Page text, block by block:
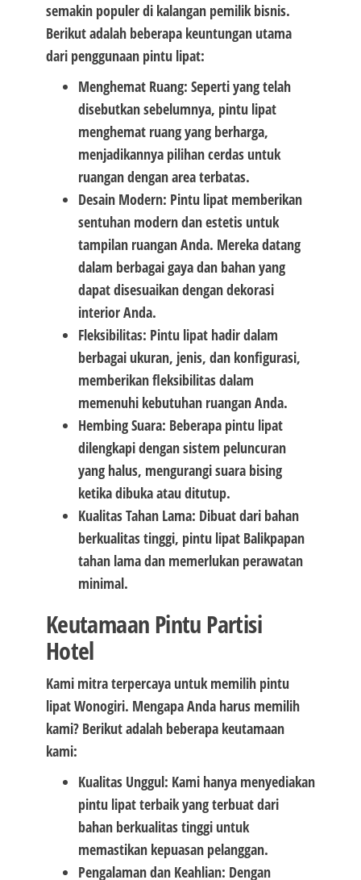
semakin populer di kalangan pemilik bisnis.
Berikut adalah beberapa keuntungan utama
dari penggunaan pintu lipat:
Menghemat Ruang: Seperti yang telah
disebutkan sebelumnya, pintu lipat
menghemat ruang yang berharga,
menjadikannya pilihan cerdas untuk
ruangan dengan area terbatas.
Desain Modern: Pintu lipat memberikan
sentuhan modern dan estetis untuk
tampilan ruangan Anda. Mereka datang
dalam berbagai gaya dan bahan yang
dapat disesuaikan dengan dekorasi
interior Anda.
Fleksibilitas: Pintu lipat hadir dalam
berbagai ukuran, jenis, dan konfigurasi,
memberikan fleksibilitas dalam
memenuhi kebutuhan ruangan Anda.
Hembing Suara: Beberapa pintu lipat
dilengkapi dengan sistem peluncuran
yang halus, mengurangi suara bising
ketika dibuka atau ditutup.
Kualitas Tahan Lama: Dibuat dari bahan
berkualitas tinggi, pintu lipat Balikpapan
tahan lama dan memerlukan perawatan
minimal.
Keutamaan Pintu Partisi
Hotel
Kami mitra terpercaya untuk memilih pintu
lipat Wonogiri. Mengapa Anda harus memilih
kami? Berikut adalah beberapa keutamaan
kami:
Kualitas Unggul: Kami hanya menyediakan
pintu lipat terbaik yang terbuat dari
bahan berkualitas tinggi untuk
memastikan kepuasan pelanggan.
Pengalaman dan Keahlian: Dengan